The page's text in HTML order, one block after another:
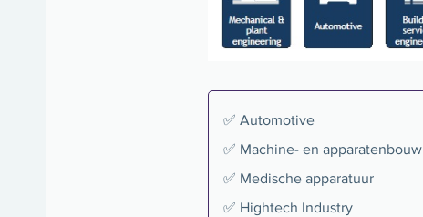
✅ Automotive
✅ Machine- en apparatenbouw
✅ Medische apparatuur
✅ Hightech Industry